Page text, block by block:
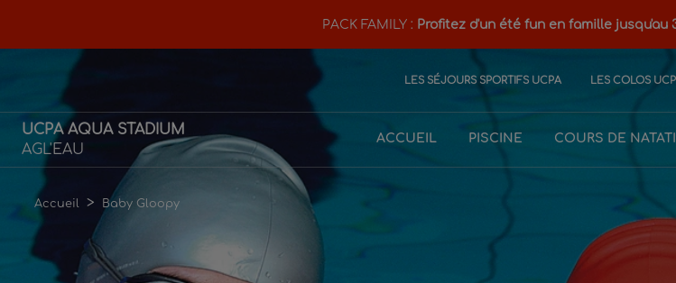
PACK FAMILY : Profitez d'un été fun en famille jusqu'au
LES SÉJOURS SPORTIFS UCPA LES COLOS
UCPA AQUA STADIUM
AGL'EAU
ACCUEIL PISCINE COURS DE
Accueil > Baby Gloopy